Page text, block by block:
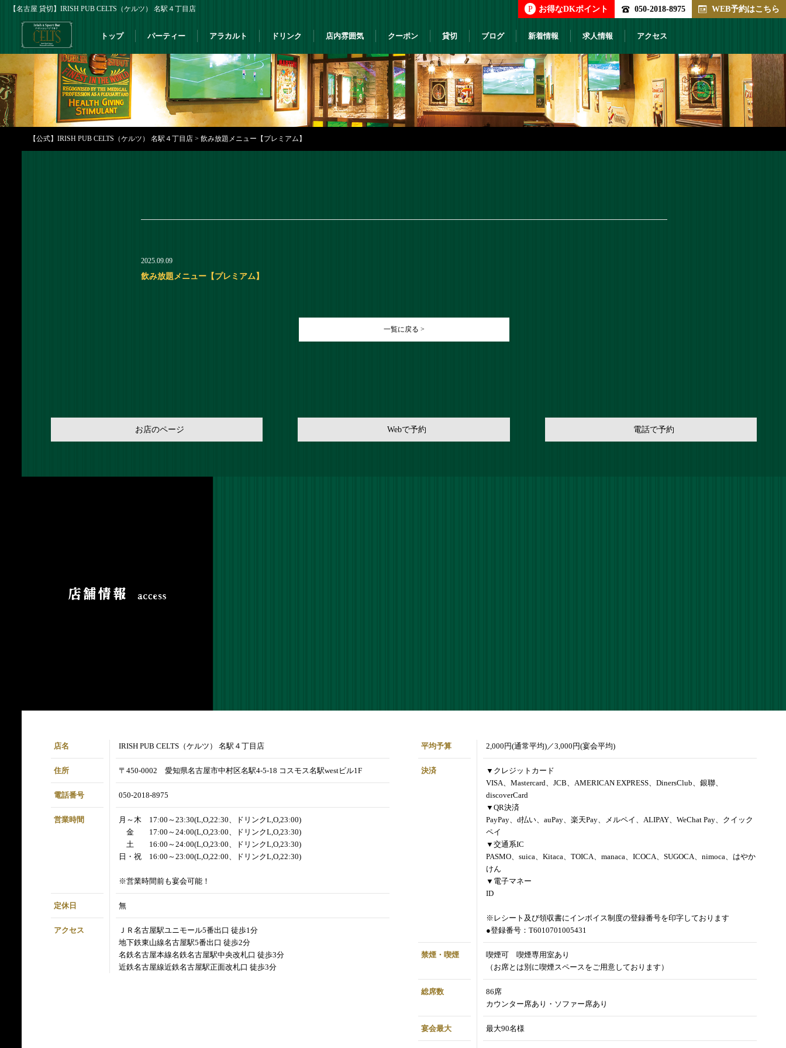
【名古屋 貸切】IRISH PUB CELTS（ケルツ） 名駅４丁目店 P お得なDKポイント 050-2018-8975 WEB予約はこちら
トップ パーティー アラカルト ドリンク 店内雰囲気 クーポン 貸切 ブログ 新着情報 求人情報 アクセス
【公式】IRISH PUB CELTS（ケルツ） 名駅４丁目店 > 飲み放題メニュー【プレミアム】
2025.09.09
飲み放題メニュー【プレミアム】
一覧に戻る >
お店のページ Webで予約 電話で予約
店名 IRISH PUB CELTS（ケルツ） 名駅４丁目店
住所 〒450-0002 愛知県名古屋市中村区名駅4-5-18 コスモス名駅westビル1F
電話番号 050-2018-8975
営業時間
月～木 17:00～23:30(L,O,22:30、ドリンクL,O,23:00)
金 17:00～24:00(L,O,23:00、ドリンクL,O,23:30)
土 16:00～24:00(L,O,23:00、ドリンクL,O,23:30)
日・祝 16:00～23:00(L,O,22:00、ドリンクL,O,22:30)
※営業時間前も宴会可能！
定休日 無
アクセス
ＪＲ名古屋駅ユニモール5番出口 徒歩1分
地下鉄東山線名古屋駅5番出口 徒歩2分
名鉄名古屋本線名鉄名古屋駅中央改札口 徒歩3分
近鉄名古屋線近鉄名古屋駅正面改札口 徒歩3分
平均予算 2,000円(通常平均)／3,000円(宴会平均)
決済
▼クレジットカード
VISA、Mastercard、JCB、AMERICAN EXPRESS、DinersClub、銀聯、
discoverCard
▼QR決済
PayPay、d払い、auPay、楽天Pay、メルペイ、ALIPAY、WeChat Pay、クイック
ペイ
▼交通系IC
PASMO、suica、Kitaca、TOICA、manaca、ICOCA、SUGOCA、nimoca、はやか
けん
▼電子マネー
ID
※レシート及び領収書にインボイス制度の登録番号を印字しております
●登録番号：T6010701005431
禁煙・喫煙
喫煙可 喫煙専用室あり
（お席とは別に喫煙スペースをご用意しております）
総席数
86席
カウンター席あり・ソファー席あり
宴会最大 最大90名様